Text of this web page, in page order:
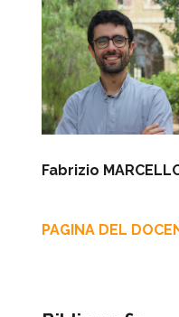
Fabrizio
PAGINA DEL